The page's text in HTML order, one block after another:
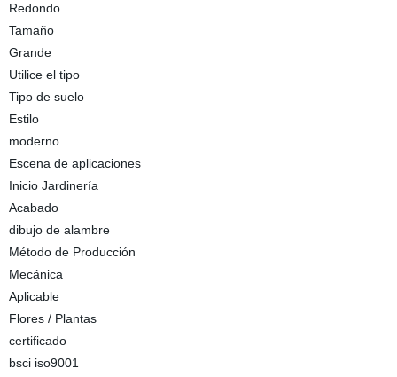
Redondo
Tamaño
Grande
Utilice el tipo
Tipo de suelo
Estilo
moderno
Escena de aplicaciones
Inicio Jardinería
Acabado
dibujo de alambre
Método de Producción
Mecánica
Aplicable
Flores / Plantas
certificado
bsci iso9001